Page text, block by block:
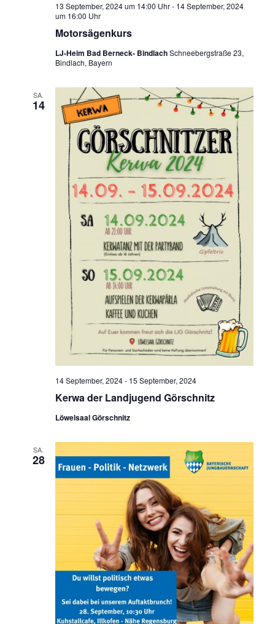
Motorsägenkurs
13 September, 2024 um 14:00 Uhr- 14 September, 2024
um 16:00 Uhr
LJ-Heim Bad Berneck- BindlachSchneebergstraße 23,
Bindlach, Bayern
SA.
14
Kerwa der Landjugend Görschnitz
14 September, 2024- 15 September, 2024
Löwelsaal Görschnitz
SA.
28